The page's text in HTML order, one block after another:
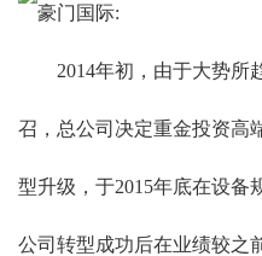
豪门国际:
2014年初，由于大势所
召，总公司决定重金投资高
型升级，于2015年底在设备
公司转型成功后在业绩较之